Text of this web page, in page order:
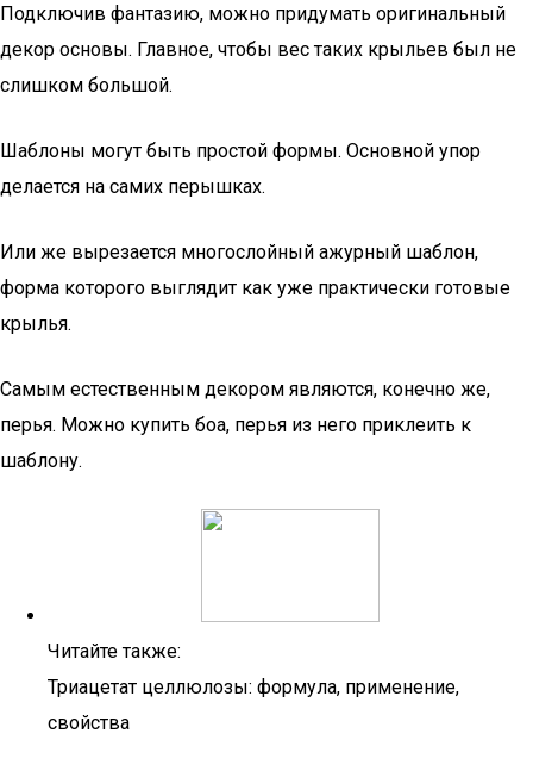
Подключив фантазию, можно придумать оригинальный
декор основы. Главное, чтобы вес таких крыльев был не
слишком большой.
Шаблоны могут быть простой формы. Основной упор
делается на самих перышках.
Или же вырезается многослойный ажурный шаблон,
форма которого выглядит как уже практически готовые
крылья.
Самым естественным декором являются, конечно же,
перья. Можно купить боа, перья из него приклеить к
шаблону.
Читайте также:
Триацетат целлюлозы: формула, применение,
свойства